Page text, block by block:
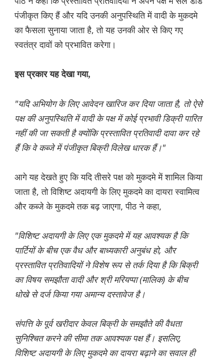
पंजीकृत किए हैं और यदि उनकी अनुपस्थिति में वादी के मुकदमे
का फैसला सुनाया जाता है, तो यह उनकी ओर से किए गए
स्वतंत्र दावों को प्रभावित करेगा।
इस प्रकार यह देखा गया,
"यदि अभियोग के लिए आवेदन खारिज कर दिया जाता है, तो ऐसे
पक्ष की अनुपस्थिति में वादी के पक्ष में कोई प्रभावी डिक्री पारित
नहीं की जा सकती है क्योंकि प्रस्तावित प्रतिवादी दावा कर रहे
हैं कि वे कब्जे में पंजीकृत बिक्री विलेख धारक हैं।"
आगे यह देखते हुए कि यदि तीसरे पक्ष को मुकदमे में शामिल किया
जाता है, तो विशिष्ट अदायगी के लिए मुकदमे का दायरा स्वामित्व
और कब्जे के मुकदमे तक बढ़ जाएगा, पीठ ने कहा,
"विशिष्ट अदायगी के लिए एक मुकदमे में यह आवश्यक है कि
पार्टियों के बीच एक वैध और बाध्यकारी अनुबंध हो, और
प्रस्तावित प्रतिवादियों ने विशेष रूप से तर्क दिया है कि बिक्री
का विषय समझौता वादी और श्री मरियप्पा (मालिक) के बीच
धोखे से दर्ज किया गया अमान्य दस्तावेज है।
संपत्ति के पूर्व खरीदार केवल बिक्री के समझौते की वैधता
सुनिश्चित करने की सीमा तक आवश्यक पक्ष हैं। इसलिए,
विशिष्ट अदायगी के लिए मुकदमे का दायरा बढ़ाने का सवाल ही